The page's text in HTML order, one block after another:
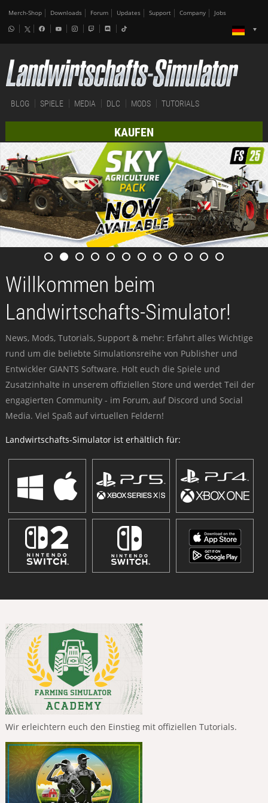
Merch-Shop Downloads Forum Updates Support Company Jobs
BLOG SPIELE MEDIA DLC MODS TUTORIALS
KAUFEN
Willkommen beim
Landwirtschafts-Simulator!
News, Mods, Tutorials, Support & mehr: Erfahrt alles Wichtige
rund um die beliebte Simulationsreihe von Publisher und
Entwickler GIANTS Software. Holt euch die Spiele und
Zusatzinhalte in unserem offiziellen Store und werdet Teil der
engagierten Community - im Forum, auf Discord und Social
Media. Viel Spaß auf virtuellen Feldern!
Landwirtschafts-Simulator ist erhältlich für:
Wir erleichtern euch den Einstieg mit offiziellen Tutorials.